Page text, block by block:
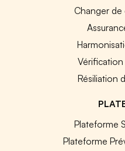
Changer
Résiliation
Plateforme
Plateforme